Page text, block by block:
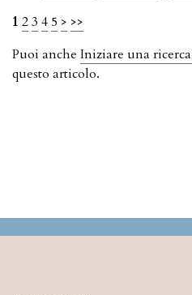
1 23 4 5 > >>
Puoi anche Iniziare una
questo articolo.